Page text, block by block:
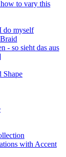
to vary this
do myself
- so sieht das aus
Shape
with Accent